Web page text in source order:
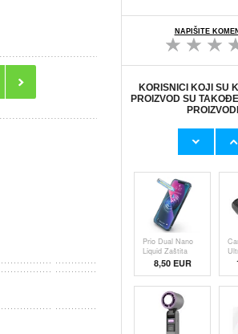
NAPIŠITE
KORISNICI KOJI SU
PROIZVOD SU
Originalni Apple
Prio Dual Nano
Liquid Zaštita
8,50 EUR